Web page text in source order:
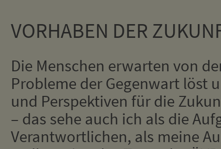
VORHABEN DER
Die Menschen erwarten von
Probleme der Gegenwart löst
und Perspektiven für die
– das sehe auch ich als die
Verantwortlichen, als meine